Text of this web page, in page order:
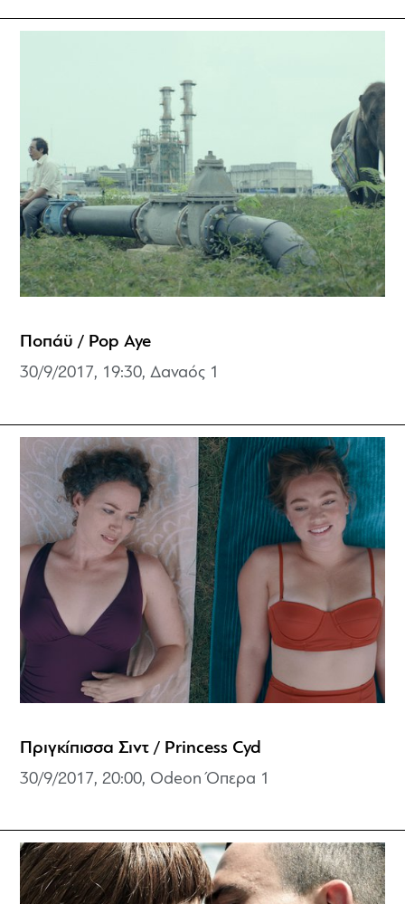
Ποπάϋ / Pop Aye
30/9/2017, 19:30, Δαναός 1
Πριγκίπισσα Σιντ / Princess Cyd
30/9/2017, 20:00, Odeon Όπερα 1